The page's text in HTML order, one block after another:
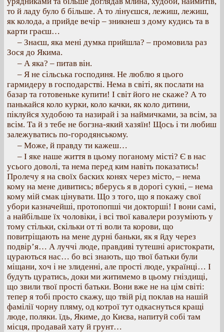
то й ладу було б більше. А то лінуєшся, лежиш, лежиш,
як колода, а прийде вечір – зникнеш з дому кудись та в
карти граєш…
– Знаєш, яка мені думка прийшла? – промовила раз
Зося до Якима.
– А яка? – питав він.
– Я не сільська господиня. Не люблю я цього
гармидеру в господарстві. Нема в світі, як послати на
базар та готовеньке купити! І світ його не скаже? А то
панькайся коло курки, коло качки, як коло дитини,
піклуйся худобою та назирай і за наймичками, за всім, за
всім. Та й з тебе не богзна-який хазяїн! Щось і ти любиш
залежуватись по-городянському.
– Може, й правду ти кажеш…
– І яке наше життя в цьому поганому місті? Є в нас
усього доволі, та нема перед ким навіть показатись!
Пролечу я на своїх баских конях через місто, – нема
кому на мене дивитись; вберусь я в дорогі сукні, – нема
кому мій смак цінувати. Що з того, що я покажу свої
убори казначейші, протопопші чи докторші! І вони самі,
а найбільше їх чоловіки, і всі твої кавалери розуміють у
тому стільки, скільки от ті воли та корови, що
повитріщають на мене дурні баньки, як я йду через
подвір’я… А луччі люде, правдиві тутешні аристократи,
цураються нас… бо всі знають, що твої батьки були
міщани, хоч і не злиденні, але прості люде, українці… І
будуть цуратись, доки ми житимемо в цьому гніздищі,
що звили твої прості батьки. Вони вже не на цім світі:
тепер я тобі просто скажу, що твій рід поклав на нашій
фамілії чорну пляму, од котрої тут одкаснуться кращі
люде, поляки. їдь, Якиме, до Києва, напитуй собі там
місця, продавай хату й грунт…